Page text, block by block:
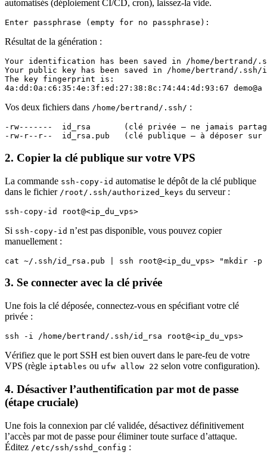
automatisés (déploiement CI/CD, cron), laissez-la vide.
Enter passphrase (empty for no passphrase):
Résultat de la génération :
Your identification has been saved in /home/bertrand/
Your public key has been saved in /home/bertrand/.ssh/
The key fingerprint is:
4a:dd:0a:c6:35:4e:3f:ed:27:38:8c:74:44:4d:93:67 demo@a
Vos deux fichiers dans /home/bertrand/.ssh/ :
-rw-------  id_rsa       (clé privée — ne jamais
-rw-r--r--  id_rsa.pub   (clé publique — à déposer sur
2. Copier la clé publique sur votre VPS
La commande ssh-copy-id automatise le dépôt de la clé publique
dans le fichier /root/.ssh/authorized_keys du serveur :
ssh-copy-id root@<ip_du_vps>
Si ssh-copy-id n’est pas disponible, vous pouvez copier
manuellement :
cat ~/.ssh/id_rsa.pub | ssh root@<ip_du_vps> "mkdir -
3. Se connecter avec la clé privée
Une fois la clé déposée, connectez-vous en spécifiant votre clé
privée :
ssh -i /home/bertrand/.ssh/id_rsa root@<ip_du_vps>
Vérifiez que le port SSH est bien ouvert dans le pare-feu de votre
VPS (règle iptables ou ufw allow 22 selon votre configuration).
4. Désactiver l’authentification par mot de passe
(étape cruciale)
Une fois la connexion par clé validée, désactivez définitivement
l’accès par mot de passe pour éliminer toute surface d’attaque.
Éditez /etc/ssh/sshd_config :